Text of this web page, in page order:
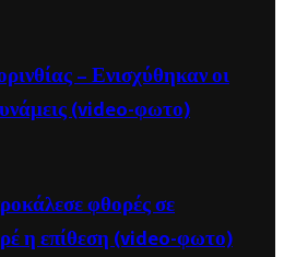
– Ενισχύθηκαν οι
(video-φωτο)
φθορές σε
η επίθεση (video-φωτο)